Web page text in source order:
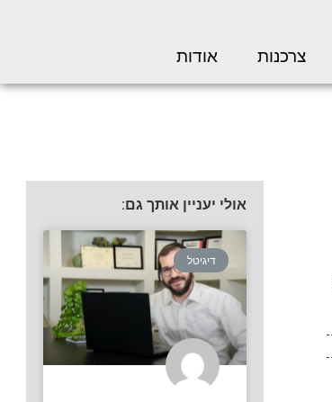
צרכנות אודות
אולי יעניין אותך גם:
דיגיטל